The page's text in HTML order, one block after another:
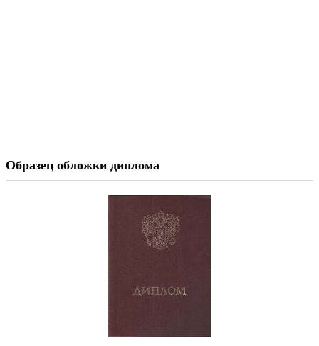
Образец обложки диплома